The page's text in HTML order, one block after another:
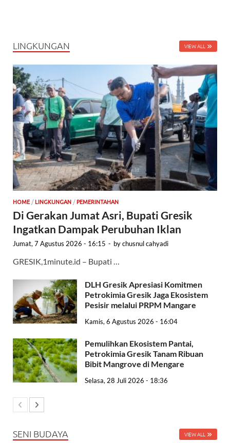
LINGKUNGAN VIEW ALL
HOME / LINGKUNGAN / PEMERINTAHAN
Di Gerakan Jumat Asri, Bupati Gresik
Ingatkan Dampak Perubuhan Iklan
Jumat, 7 Agustus 2026 - 16:15 - bychusnul cahyadi
GRESIK,1minute.id – Bupati …
DLH Gresik Apresiasi Komitmen
Petrokimia Gresik Jaga Ekosistem
Pesisir melalui PRPM Mangare
Kamis, 6 Agustus 2026 - 16:04
Pemulihkan Ekosistem Pantai,
Petrokimia Gresik Tanam Ribuan
Bibit Mangrove di Mengare
Selasa, 28 Juli 2026 - 18:36
SENI BUDAYA VIEW ALL